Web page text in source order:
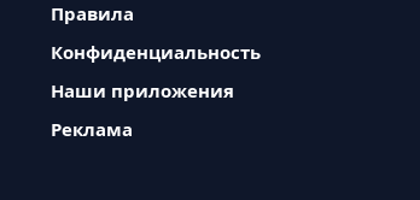
Правила
Конфиденциальность
Наши приложения
Реклама